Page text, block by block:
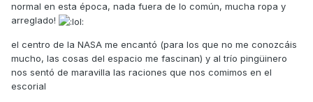
normal en esta época, nada fuera de lo común, mucha ropa y
arreglado!
el centro de la NASA me encantó (para los que no me conozcáis
mucho, las cosas del espacio me fascinan) y al trío pingüinero
nos sentó de maravilla las raciones que nos comimos en el
escorial